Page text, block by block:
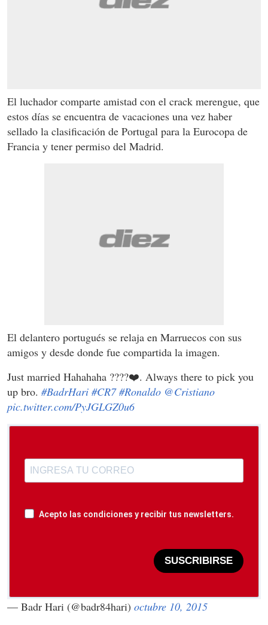
El luchador comparte amistad con el crack merengue, que
estos días se encuentra de vacaciones una vez haber
sellado la clasificación de Portugal para la Eurocopa de
Francia y tener permiso del Madrid.
El delantero portugués se relaja en Marruecos con sus
amigos y desde donde fue compartida la imagen.
Just married Hahahaha ????❤️. Always there to pick you
up bro. #BadrHari #CR7 #Ronaldo @Cristiano
pic.twitter.com/PyJGLGZ0u6
Acepto las condiciones y recibir tus newsletters.
SUSCRIBIRSE
— Badr Hari (@badr84hari) octubre 10, 2015